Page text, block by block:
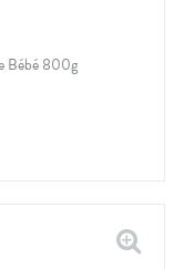
Bébé 800g